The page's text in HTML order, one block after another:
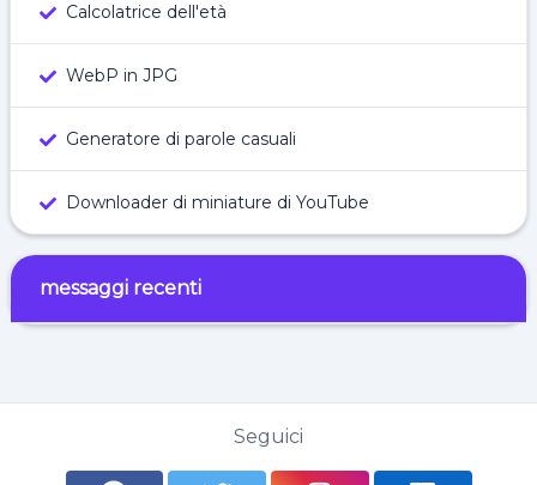
Calcolatrice dell'età
WebP in JPG
Generatore di parole casuali
Downloader di miniature di YouTube
messaggi recenti
Seguici